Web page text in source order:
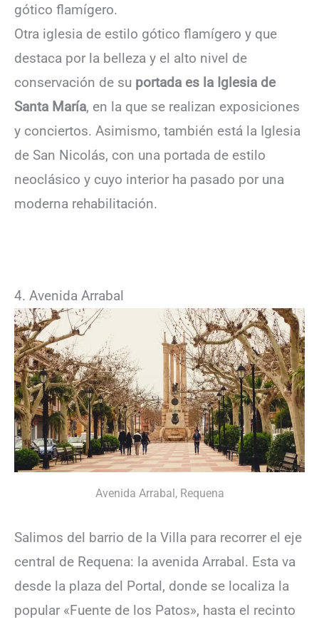
gótico flamígero.
Otra iglesia de estilo gótico flamígero y que
destaca por la belleza y el alto nivel de
conservación de su portada es la Iglesia de
Santa María, en la que se realizan exposiciones
y conciertos. Asimismo, también está la Iglesia
de San Nicolás, con una portada de estilo
neoclásico y cuyo interior ha pasado por una
moderna rehabilitación.
4. Avenida Arrabal
Avenida Arrabal, Requena
Salimos del barrio de la Villa para recorrer el eje
central de Requena: la avenida Arrabal. Esta va
desde la plaza del Portal, donde se localiza la
popular «Fuente de los Patos», hasta el recinto